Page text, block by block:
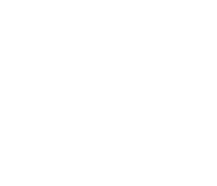
(CL) sind verfügbar.